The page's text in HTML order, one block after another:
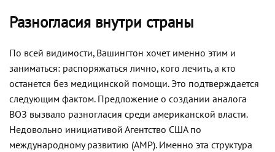
Разногласия внутри страны
По всей видимости, Вашингтон хочет именно этим и
заниматься: распоряжаться лично, кого лечить, а кто
останется без медицинской помощи. Это подтверждается
следующим фактом. Предложение о создании аналога
ВОЗ вызвало разногласия среди американской власти.
Недовольно инициативой Агентство США по
международному развитию (АМР). Именно эта структура